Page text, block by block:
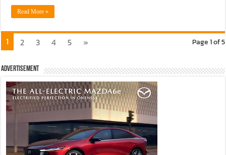
Read More »
Page 1 of 5
1 2 3 4 5 »
Advertisement